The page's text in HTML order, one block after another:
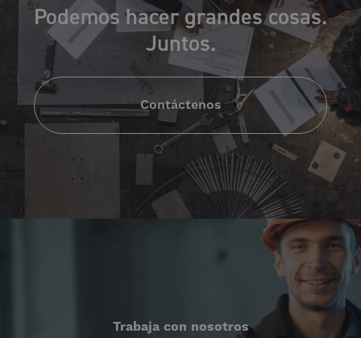
Podemos hacer grandes cosas.
Juntos.
Contáctenos
Trabaja con nosotros